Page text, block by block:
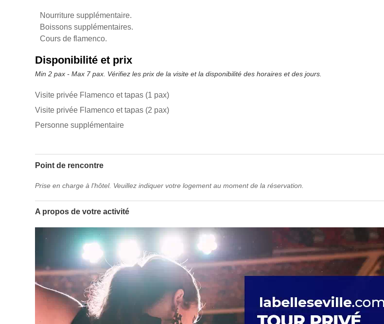
Nourriture supplémentaire.
Boissons supplémentaires.
Cours de flamenco.
Disponibilité et prix
Min 2 pax - Max 7 pax. Vérifiez les prix de la visite et la disponibilité des horaires et des jours.
Visite privée Flamenco et tapas (1 pax)
Visite privée Flamenco et tapas (2 pax)
Personne supplémentaire
Point de rencontre
Prise en charge à l'hôtel. Veuillez indiquer votre logement au moment de la réservation.
A propos de votre activité